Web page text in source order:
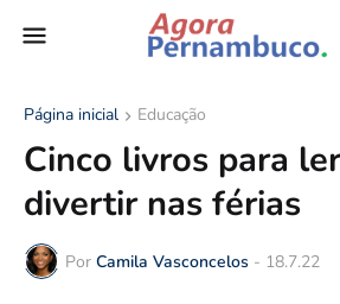
Página inicial Educação
Cinco livros para
divertir nas férias
Por Camila Vasconcelos - 18.7.22